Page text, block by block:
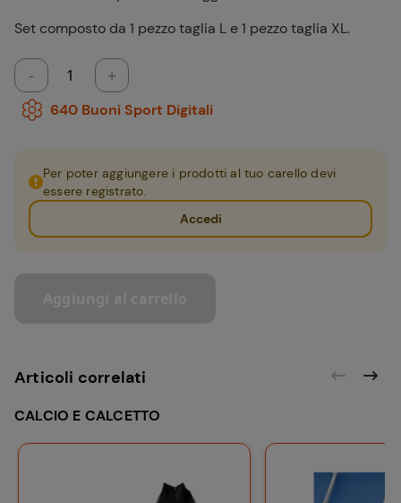
Set composto da 1 pezzo taglia L e 1 pezzo taglia XL.
- +
640 Buoni Sport Digitali
Per poter aggiungere i prodotti al tuo carello devi
essere registrato.
Accedi
Articoli correlati
CALCIO E CALCETTO